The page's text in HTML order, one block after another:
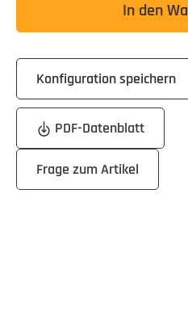
In den
Konfiguration speichern
PDF-Datenblatt
Frage zum Artikel